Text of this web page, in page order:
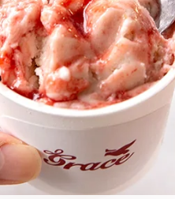
。ジェラート作
いう。「食材は人
ざまな土地に行
換してすぐに仲
晴らしい人や良
ジェラートがで